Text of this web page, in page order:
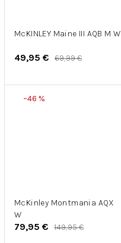
McKINLEY Maine III AQB M W
49,95 € 69,99 €
–46 %
McKinley Montmania AQX
W
79,95 € 149,95 €